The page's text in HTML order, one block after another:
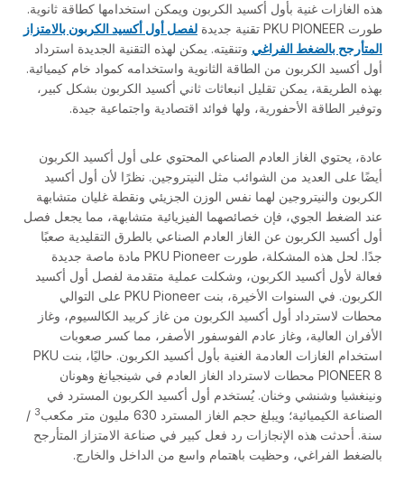
هذه الغازات غنية بأول أكسيد الكربون ويمكن استخدامها كطاقة ثانوية.
طورت PKU PIONEER تقنية جديدة
لفصل أول أكسيد الكربون بالامتزاز
المتأرجح بالضغط الفراغي وتنقيته. يمكن لهذه التقنية الجديدة استرداد
أول أكسيد الكربون من الطاقة الثانوية واستخدامه كمواد خام كيميائية.
بهذه الطريقة، يمكن تقليل انبعاثات ثاني أكسيد الكربون بشكل كبير،
وتوفير الطاقة الأحفورية، ولها فوائد اقتصادية واجتماعية جيدة.
عادة، يحتوي الغاز العادم الصناعي المحتوي على أول أكسيد الكربون
أيضًا على العديد من الشوائب مثل النيتروجين. نظرًا لأن أول أكسيد
الكربون والنيتروجين لهما نفس الوزن الجزيئي ونقطة غليان متشابهة
عند الضغط الجوي، فإن خصائصهما الفيزيائية متشابهة، مما يجعل فصل
أول أكسيد الكربون عن الغاز العادم الصناعي بالطرق التقليدية صعبًا
جدًا. لحل هذه المشكلة، طورت PKU Pioneer مادة ماصة جديدة
فعالة لأول أكسيد الكربون، وشكلت عملية متقدمة لفصل أول أكسيد
الكربون. في السنوات الأخيرة، بنت PKU Pioneer على التوالي
محطات لاسترداد أول أكسيد الكربون من غاز كربيد الكالسيوم، وغاز
الأفران العالية، وغاز عادم الفوسفور الأصفر، مما كسر صعوبات
استخدام الغازات العادمة الغنية بأول أكسيد الكربون. حاليًا، بنت PKU
PIONEER 8 محطات لاسترداد الغاز العادم في شينجيانغ وهونان
ونينغشيا وشنشي وخنان. يُستخدم أول أكسيد الكربون المسترد في
الصناعة الكيميائية؛ ويبلغ حجم الغاز المسترد 630 مليون متر مكعب
3
/
سنة. أحدثت هذه الإنجازات رد فعل كبير في صناعة الامتزاز المتأرجح
بالضغط الفراغي، وحظيت باهتمام واسع من الداخل والخارج.